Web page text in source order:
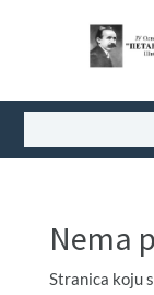
Nema
Stranica koju